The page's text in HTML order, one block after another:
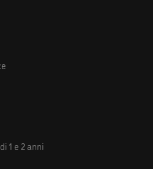
1 e 2 anni